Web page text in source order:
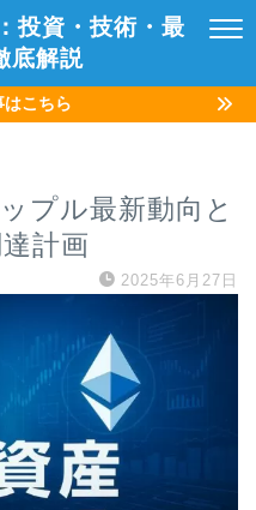
投資・技術・最
底解説
はこちら
プル最新動向と
計画
2025年6月27日